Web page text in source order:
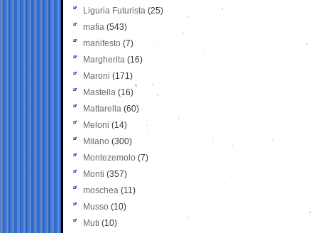
Liguria Futurista (25)
mafia (543)
manifesto (7)
Margherita (16)
Maroni (171)
Mastella (16)
Mattarella (60)
Meloni (14)
Milano (300)
Montezemolo (7)
Monti (357)
moschea (11)
Musso (10)
Muti (10)